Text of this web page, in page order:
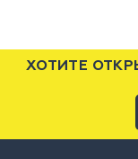
ХОТИТЕ